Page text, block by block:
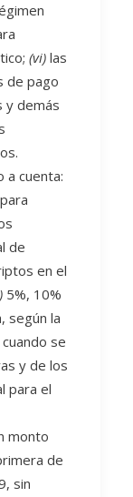
(vi) las
de pago
y demás
a cuenta:
de
en el
5%, 10%
según la
se
y de los
para el
monto
de
sin